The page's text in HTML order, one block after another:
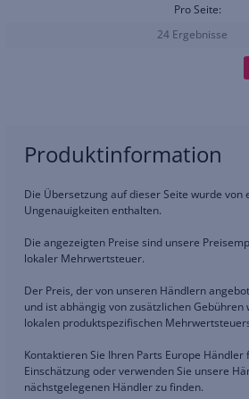
Pro Seite:
24 Ergebnisse
Produktinformation
Die Übersetzung auf dieser Seite wurde von
Ungenauigkeiten enthalten.
Die angezeigten Preise sind unsere
lokaler Mehrwertsteuer.
Der Preis, der von unseren Händlern
und ist abhängig von zusätzlichen
lokalen produktspezifischen
Kontaktieren Sie Ihren Parts Europe Händler
Einschätzung oder verwenden Sie unsere
nächstgelegenen Händler zu finden.